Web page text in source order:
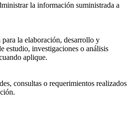
la información suministrada a
la elaboración, desarrollo y
estudio, investigaciones o análisis
aplique.
consultas o requerimientos realizados